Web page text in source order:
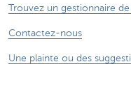
Trouvez un gestionnaire
Contactez-nous
Une plainte ou des